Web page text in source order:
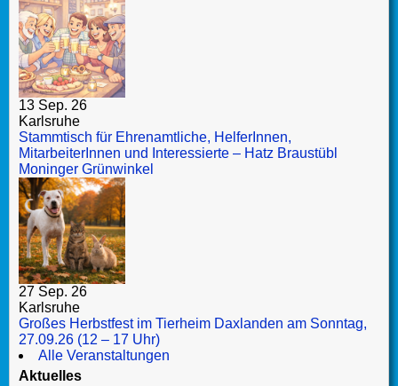
13 Sep. 26
Karlsruhe
Stammtisch für Ehrenamtliche, HelferInnen,
MitarbeiterInnen und Interessierte – Hatz Braustübl
Moninger Grünwinkel
27 Sep. 26
Karlsruhe
Großes Herbstfest im Tierheim Daxlanden am Sonntag,
27.09.26 (12 – 17 Uhr)
Alle Veranstaltungen
Aktuelles